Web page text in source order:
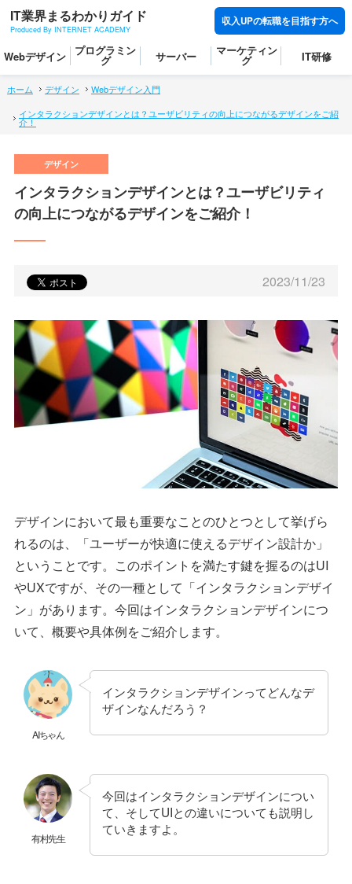
IT業界まるわかりガイド
Produced By INTERNET ACADEMY
収入UPの転職を目指す方へ
Webデザイン プログラミン
グ サーバー マーケティン
グ IT研修
ホーム デザイン
Webデザイン入門
インタラクションデザインとは？ユーザビリティの向上につながるデザインをご紹
介！
インタラクションデザインとは？ユーザビリティ
の向上につながるデザインをご紹介！
2023/11/23
デザインにおいて最も重要なことのひとつとして挙げら
れるのは、「ユーザーが快適に使えるデザイン設計か」
ということです。このポイントを満たす鍵を握るのはUI
やUXですが、その一種として「インタラクションデザイ
ン」があります。今回はインタラクションデザインにつ
いて、概要や具体例をご紹介します。
AIちゃん
インタラクションデザインってどんなデ
ザインなんだろう？
有村先生
今回はインタラクションデザインについ
て、そしてUIとの違いについても説明し
ていきますよ。